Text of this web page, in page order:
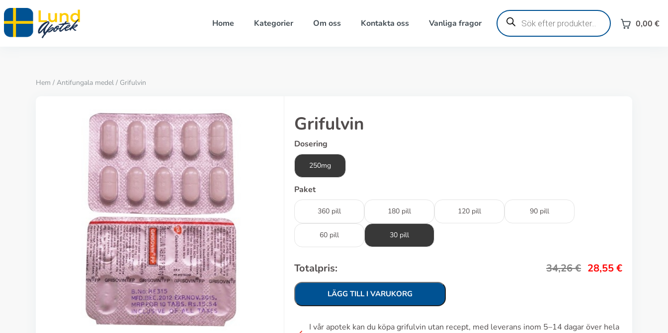
Home Kategorier Om oss Kontakta oss Vanliga fragor
Produktsökning
0,00 €
Hem / Antifungala medel / Grifulvin
Grifulvin
Dosering
250mg
Paket
360 pill 180 pill 120 pill 90 pill
60 pill 30 pill
Totalpris: 34,26€ 28,55€
LÄGG TILL I VARUKORG
I vår apotek kan du köpa grifulvin utan recept, med leverans inom 5–14 dagar över hela